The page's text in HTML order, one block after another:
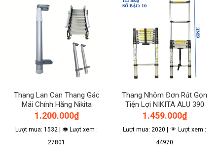
Thang Lan Can Thang Gác
Mái Chính Hãng Nikita
1.200.000₫
Lượt mua: 1532 | 👁 Lượt xem :
27801
Thang Nhôm Đơn Rút Gọn
Tiện Lợi NIKITA ALU 390
1.459.000₫
Lượt mua: 2020 |
Lượt xem :
44970